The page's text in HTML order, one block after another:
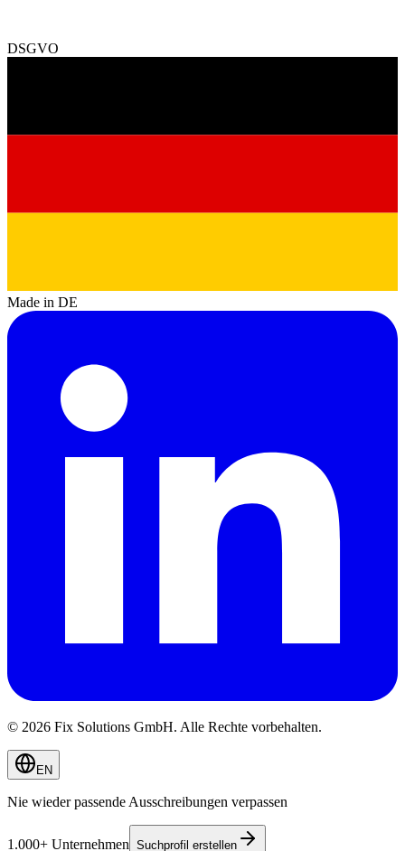
DSGVO
Made in DE
© 2026 Fix Solutions GmbH. Alle Rechte vorbehalten.
EN
Nie wieder passende Ausschreibungen verpassen
1.000+ Unternehmen Suchprofil erstellen